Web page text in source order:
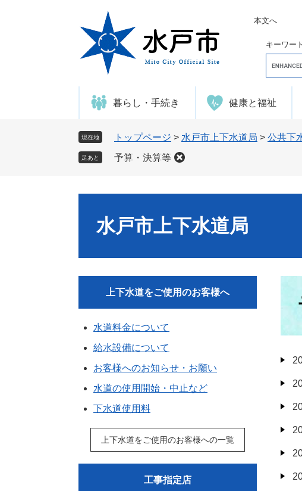
本文へ
キーワー
o
e
タ
ム
暮らし・手続き 健康と福祉
現在地 トップページ > 水戸市上下水道局 > 公共下
足あと 予算・決算等
水戸市上下水道局
上下水道をご使用のお客様へ
水道料金について
給水設備について
お客様へのお知らせ・お願い
水道の使用開始・中止など
下水道使用料
上下水道をご使用のお客様への一覧
工事指定店